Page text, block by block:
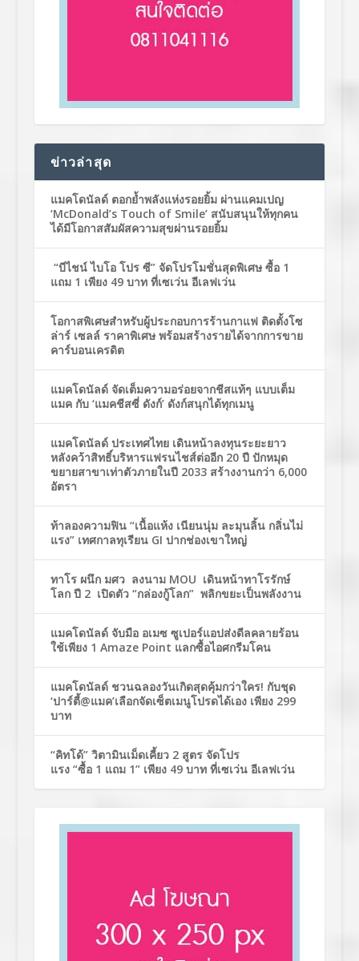
ข่าวล่าสุด
แมคโดนัลด์ ตอกย้ำพลังแห่งรอยยิ้ม ผ่านแคมเปญ
‘McDonald’s Touch of Smile’ สนับสนุนให้ทุกคน
ได้มีโอกาสสัมผัสความสุขผ่านรอยยิ้ม
“บีไชน์ ไบโอ โปร ซี” จัดโปรโมชั่นสุดพิเศษ ซื้อ 1
แถม 1 เพียง 49 บาท ที่เซเว่น อีเลฟเว่น
โอกาสพิเศษสำหรับผู้ประกอบการร้านกาแฟ ติดตั้งโซ
ล่าร์ เซลล์ ราคาพิเศษ พร้อมสร้างรายได้จากการขาย
คาร์บอนเครดิต
แมคโดนัลด์ จัดเต็มความอร่อยจากชีสแท้ๆ แบบเต็ม
แมค กับ ‘แมคชีสซี่ ดังก์’ ดังก์สนุกได้ทุกเมนู
แมคโดนัลด์ ประเทศไทย เดินหน้าลงทุนระยะยาว
หลังคว้าสิทธิ์บริหารแฟรนไชส์ต่ออีก 20 ปี ปักหมุด
ขยายสาขาเท่าตัวภายในปี 2033 สร้างงานกว่า 6,000
อัตรา
ท้าลองความฟิน “เนื้อแห้ง เนียนนุ่ม ละมุนลิ้น กลิ่นไม่
แรง” เทศกาลทุเรียน GI ปากช่องเขาใหญ่
ทาโร ผนึก มศว ลงนาม MOU เดินหน้าทาโรรักษ์
โลก ปี 2 เปิดตัว “กล่องกู้โลก” พลิกขยะเป็นพลังงาน
แมคโดนัลด์ จับมือ อเมซ ซูเปอร์แอปส่งดีลคลายร้อน
ใช้เพียง 1 Amaze Point แลกซื้อไอศกรีมโคน
แมคโดนัลด์ ชวนฉลองวันเกิดสุดคุ้มกว่าใคร! กับชุด
‘ปาร์ตี้@แมค’เลือกจัดเซ็ตเมนูโปรดได้เอง เพียง 299
บาท
“คิทโด้” วิตามินเม็ดเคี้ยว 2 สูตร จัดโปร
แรง “ซื้อ 1 แถม 1” เพียง 49 บาท ที่เซเว่น อีเลฟเว่น